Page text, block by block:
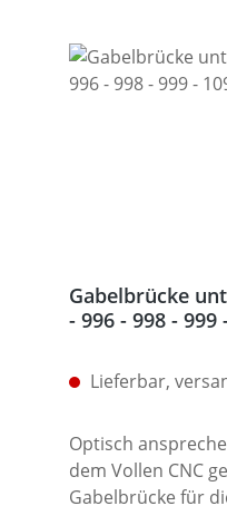
Gabelbrücke
- 996 - 998 - 999
Lieferbar,
Optisch
dem Vollen CNC
Gabelbrücke für